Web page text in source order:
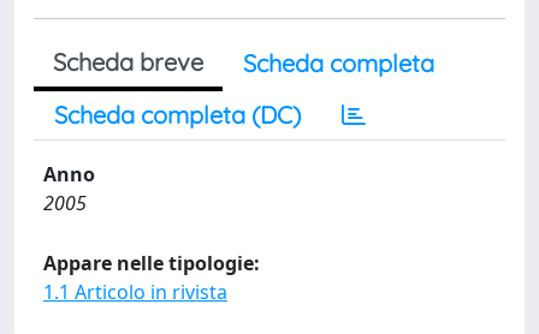
Scheda breve
Scheda completa
Scheda completa (DC)
Anno
2005
Appare nelle tipologie:
1.1 Articolo in rivista